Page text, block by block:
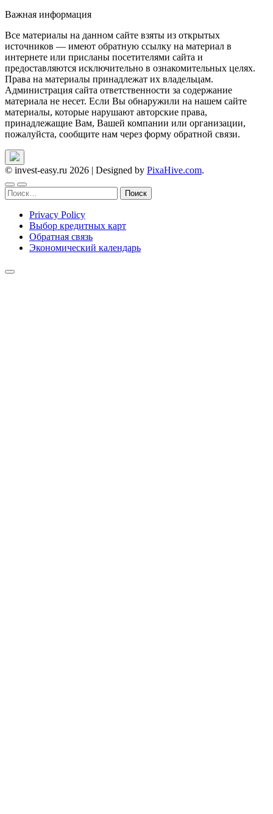
Важная информация
Все материалы на данном сайте взяты из открытых
источников — имеют обратную ссылку на материал в
интернете или присланы посетителями сайта и
предоставляются исключительно в ознакомительных целях.
Права на материалы принадлежат их владельцам.
Администрация сайта ответственности за содержание
материала не несет. Если Вы обнаружили на нашем сайте
материалы, которые нарушают авторские права,
принадлежащие Вам, Вашей компании или организации,
пожалуйста, сообщите нам через форму обратной связи.
© invest-easy.ru 2026 | Designed by PixaHive.com.
Найти:
Privacy Policy
Выбор кредитных карт
Обратная связь
Экономический календарь